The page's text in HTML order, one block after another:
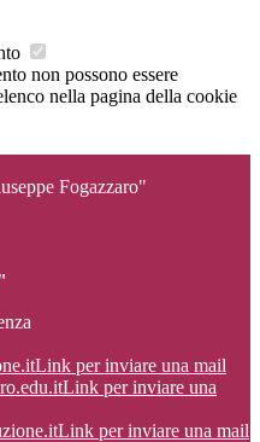
non possono essere
nella pagina della cookie
Fogazzaro"
Link per inviare una mail
Link per inviare una
Link per inviare una mail